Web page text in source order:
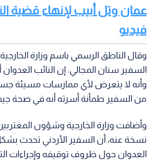
عمان وتل أبيب لإنهاء قضية
فيديو
وقال الناطق الرسمي باسم وزارة
السفير سنان المجالي: إن النائب
وأنه لا يتعرض لأي ممارسات مسيئة
من السفير طمأنة أسرته أنه في صحة
وأضافت وزارة الخارجية وشؤون
نسخة عنه، أن السفير الأردني تحدث
العدوان حول ظروف توقيفه وإجراءات